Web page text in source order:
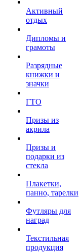
Активный
отдых
Дипломы и
грамоты
Разрядные
книжки и
значки
ГТО
Призы из
акрила
Призы и
подарки из
стекла
Плакетки,
панно, тарелки
Футляры для
наград
Текстильная
продукция